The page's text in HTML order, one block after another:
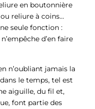
en boutonnière
reliure à coins…
seule fonction :
d’en faire
n’oubliant jamais la
le temps, tel est
aiguille, du fil et,
font partie des